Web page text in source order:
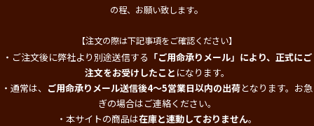
の程、お願い致します。
【注文の際は下記事項をご確認ください】
・ご注文後に弊社より別途送信する 「ご用命承りメール」により、正式にご
注文をお受けしたこと になります。
・通常は、 ご用命承りメール送信後4～5営業日以内の出荷となります。お急
ぎの場合はご連絡ください。
・本サイトの商品は在庫と連動しておりません。